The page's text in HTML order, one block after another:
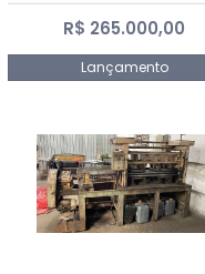
R$ 265.000,00
Lançamento